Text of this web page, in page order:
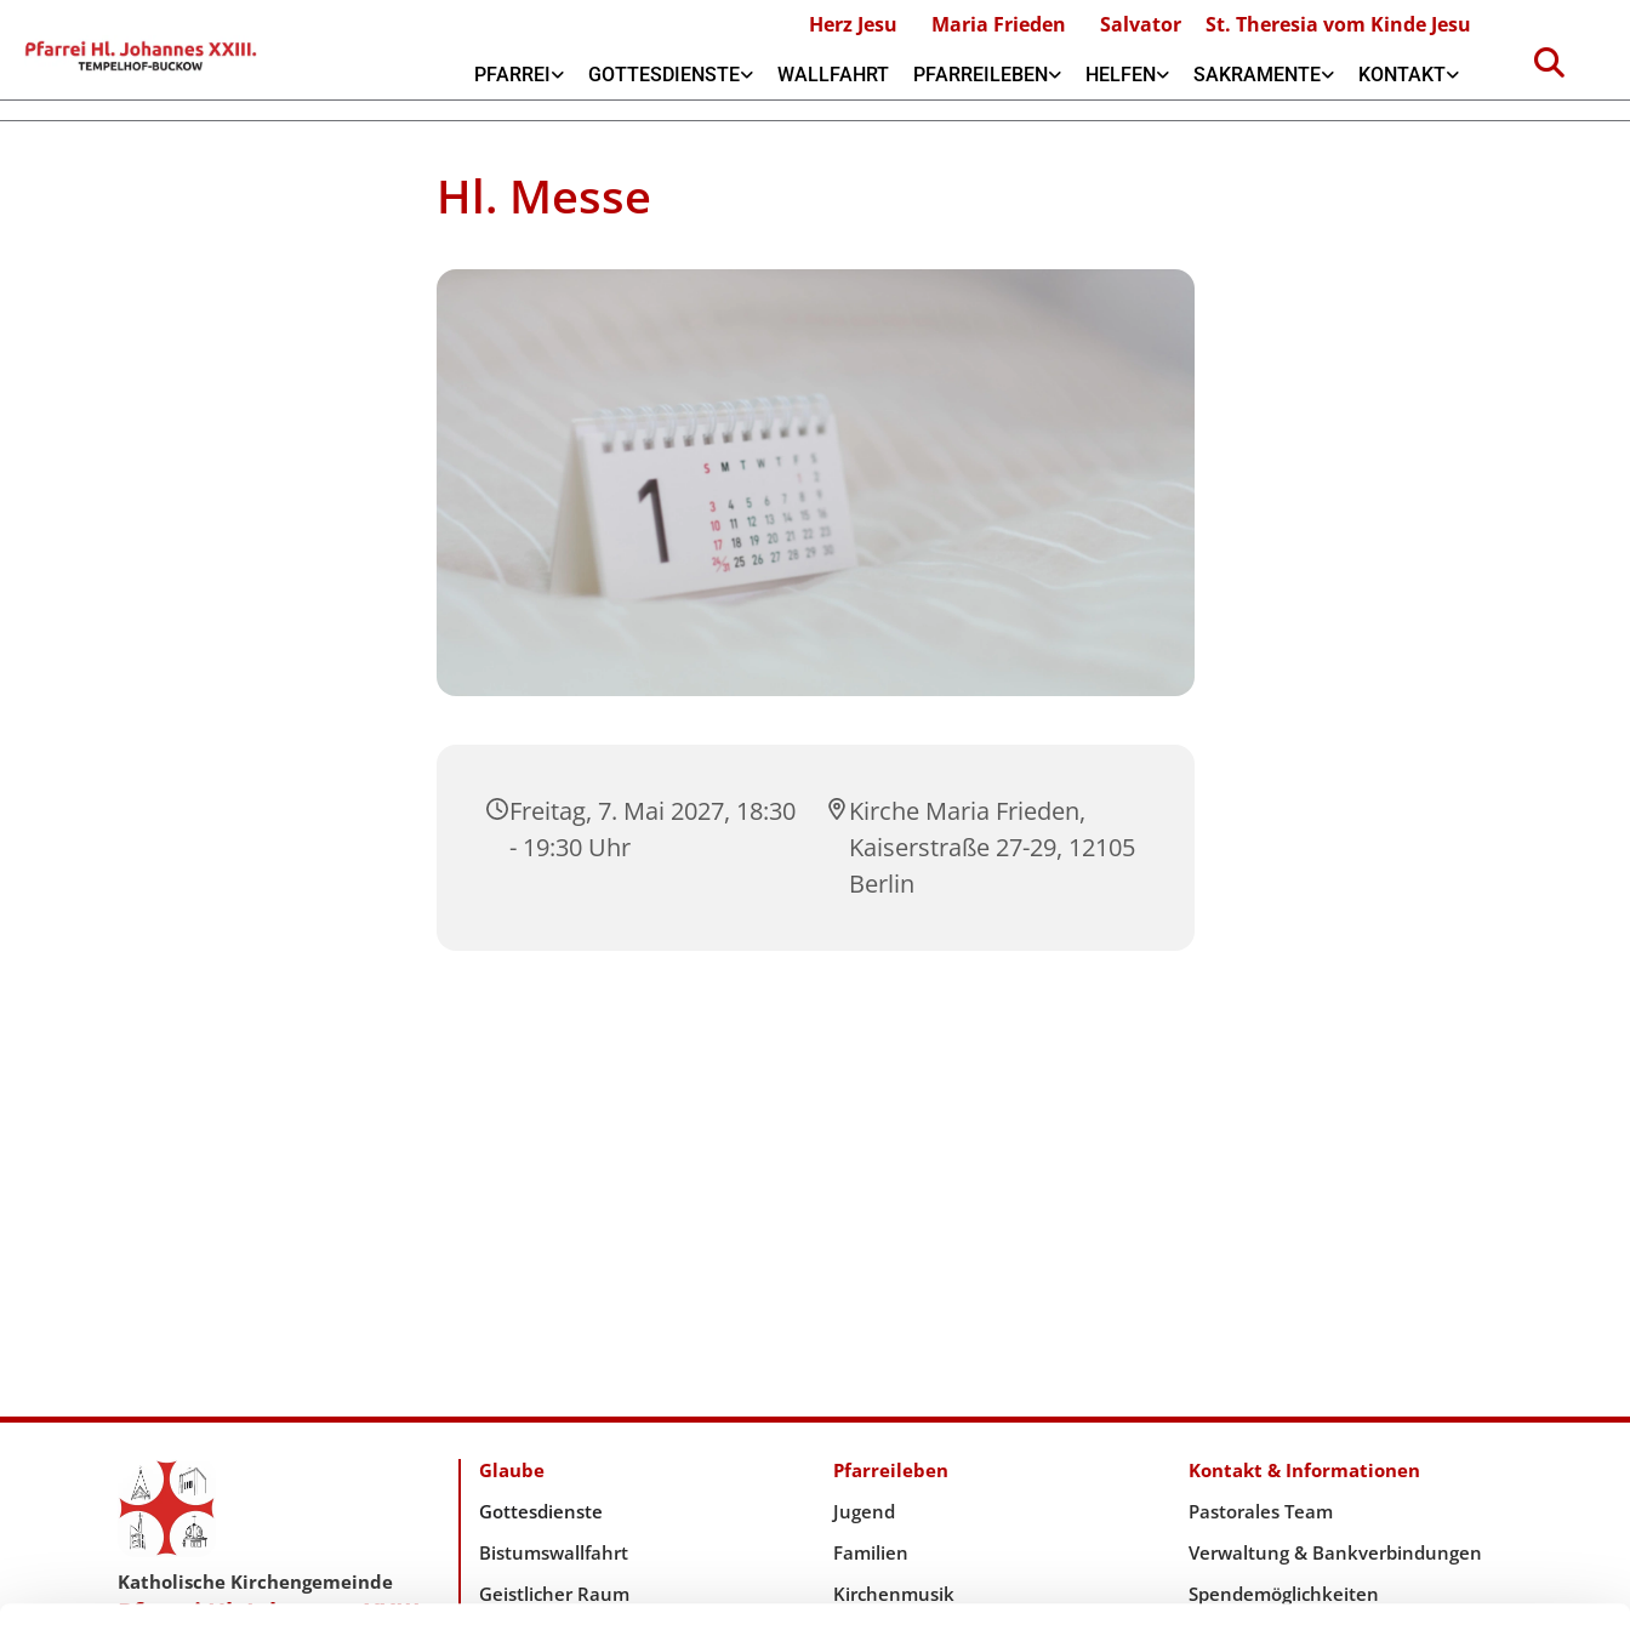
Herz Jesu Maria Frieden Salvator St. Theresia vom Kinde Jesu
PFARREI GOTTESDIENSTE WALLFAHRT PFARREILEBEN HELFEN SAKRAMENTE KONTAKT
Hl. Messe
Freitag, 7. Mai 2027, 18:30
- 19:30 Uhr
Kirche Maria Frieden,
Kaiserstraße 27-29, 12105
Berlin
Katholische Kirchengemeinde
Pfarrei Hl. Johannes XXIII.
Glaube
Gottesdienste
Bistumswallfahrt
Geistlicher Raum
Pfarreileben
Jugend
Familien
Kirchenmusik
Kontakt & Informationen
Pastorales Team
Verwaltung & Bankverbindungen
Spendemöglichkeiten